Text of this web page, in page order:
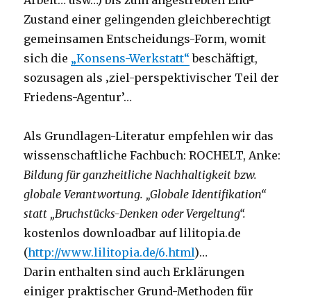
Zustand einer gelingenden gleichberechtigt
gemeinsamen Entscheidungs-Form, womit
sich die „Konsens-Werkstatt“ beschäftigt,
sozusagen als ‚ziel-perspektivischer Teil der
Friedens-Agentur’…
Als Grundlagen-Literatur empfehlen wir das
wissenschaftliche Fachbuch: ROCHELT, Anke:
Bildung für ganzheitliche Nachhaltigkeit bzw.
globale Verantwortung. „Globale Identifikation“
statt „Bruchstücks-Denken oder Vergeltung“.
kostenlos downloadbar auf lilitopia.de
(http://www.lilitopia.de/6.html)…
Darin enthalten sind auch Erklärungen
einiger praktischer Grund-Methoden für